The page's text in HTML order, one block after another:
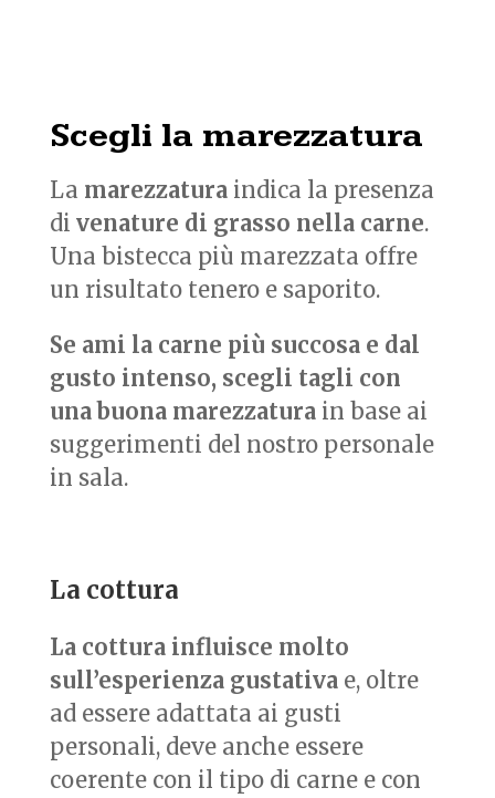
Scegli la marezzatura
La marezzaturaindica la presenza
di venature di grasso nella carne.
Una bistecca più marezzata offre
un risultato tenero e saporito.
Se ami la carne più succosa e dal
gusto intenso, scegli tagli con
una buona marezzaturain base ai
suggerimenti del nostro personale
in sala.
La cottura
La cottura influisce molto
sull’esperienza gustativae, oltre
ad essere adattata ai gusti
personali, deve anche essere
coerente con il tipo di carne e con